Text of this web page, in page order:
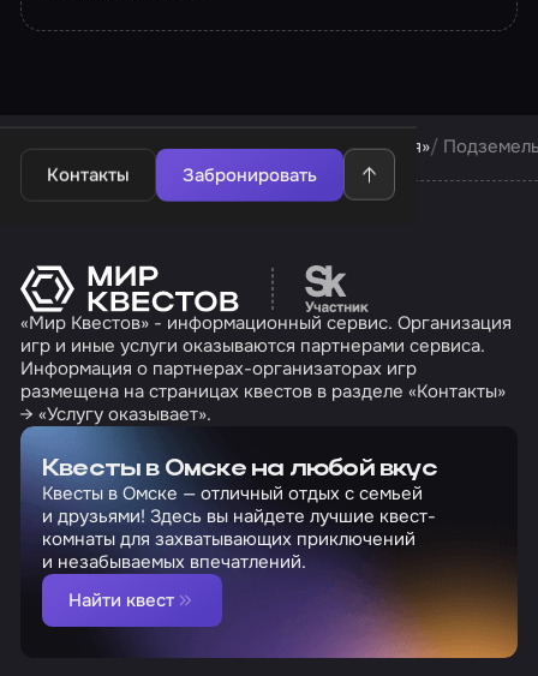
Контакты Забронировать
Квесты в Омске Квесты компании «Изоляция»
Перейти на сайт
«Мир Квестов» - информационный сервис. Организация
игр и иные услуги оказываются партнерами сервиса.
Информация о партнерах-организаторах игр
размещена на страницах квестов в разделе «Контакты»
→ «Услугу оказывает».
Квесты в Омске на любой вкус
Квесты в Омске — отличный отдых с семьей
и друзьями! Здесь вы найдете лучшие квест-
комнаты для захватывающих приключений
и незабываемых впечатлений.
Найти квест